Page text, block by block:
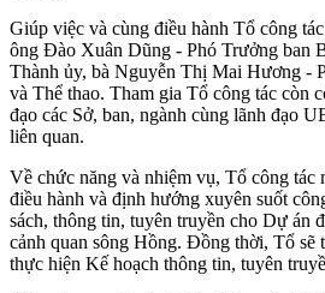
Giúp việc và cùng điều hành Tổ công
ông Đào Xuân Dũng - Phó Trưởng ban
Thành ủy, bà Nguyễn Thị Mai Hương -
và Thể thao. Tham gia Tổ công tác còn
đạo các Sở, ban, ngành cùng lãnh đạo
liên quan.
Về chức năng và nhiệm vụ, Tổ công tác
điều hành và định hướng xuyên suốt
sách, thông tin, tuyên truyền cho Dự án
cảnh quan sông Hồng. Đồng thời, Tổ sẽ
thực hiện Kế hoạch thông tin, tuyên